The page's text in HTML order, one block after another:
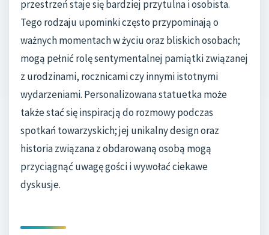
przestrzeń staje się bardziej przytulna i osobista.
Tego rodzaju upominki często przypominają o
ważnych momentach w życiu oraz bliskich osobach;
mogą pełnić rolę sentymentalnej pamiątki związanej
z urodzinami, rocznicami czy innymi istotnymi
wydarzeniami. Personalizowana statuetka może
także stać się inspiracją do rozmowy podczas
spotkań towarzyskich; jej unikalny design oraz
historia związana z obdarowaną osobą mogą
przyciągnąć uwagę gości i wywołać ciekawe
dyskusje.